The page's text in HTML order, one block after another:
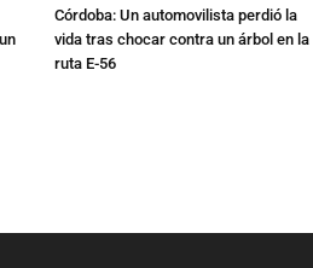
Córdoba: Un automovilista perdió la
vida tras chocar contra un árbol en la
ruta E-56